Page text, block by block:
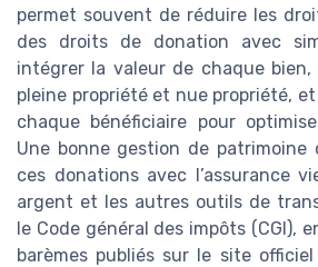
permet souvent de réduire les
des droits de donation avec
intégrer la valeur de chaque
pleine propriété et nue propriété,
chaque bénéficiaire pour
Une bonne gestion de patrimoine
ces donations avec l’assurance
argent et les autres outils de
le Code général des impôts (CGI),
barèmes publiés sur le site